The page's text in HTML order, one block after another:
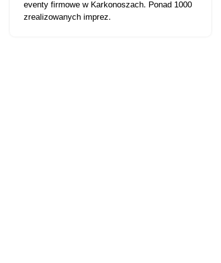
eventy firmowe w Karkonoszach. Ponad 1000
zrealizowanych imprez.